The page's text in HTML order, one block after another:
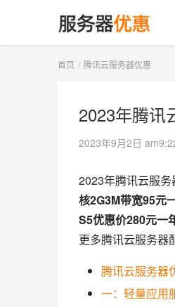
首页 腾讯云服务器优惠
2023年腾讯
2023年9月2日
2023年腾讯云服务
核2G3M带宽95元
S5优惠价280元一
更多腾讯云服务器
腾讯云服务器
一：轻量应用